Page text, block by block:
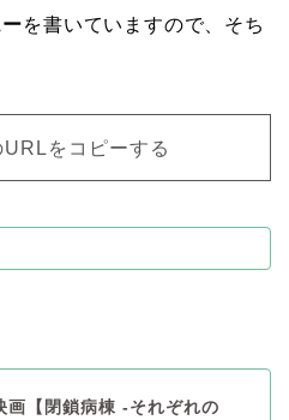
を書いていますので、そち
URLをコピーする
画【閉鎖病棟 -それぞれの